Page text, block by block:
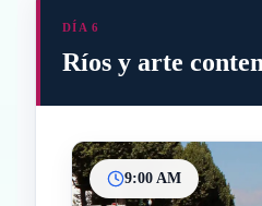
DÍA 6
Ríos y arte
9:00 AM